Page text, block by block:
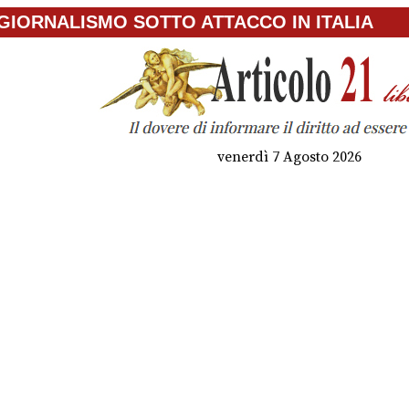
SOTTO ATTACCO IN ITALIA
venerdì 7 Agosto 2026